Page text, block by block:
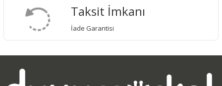
Taksit İmkanı
İade Garantisi